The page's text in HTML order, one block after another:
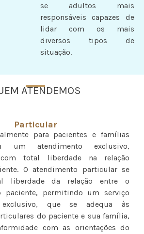
se adultos mais
responsáveis capazes de
lidar com os mais
diversos tipos de
situação.
ATENDEMOS
Particular
para pacientes e famílias
um atendimento exclusivo,
com total liberdade na relação
O atendimento particular se
liberdade da relação entre o
paciente, permitindo um serviço
exclusivo, que se adequa às
do paciente e sua família,
com as orientações do